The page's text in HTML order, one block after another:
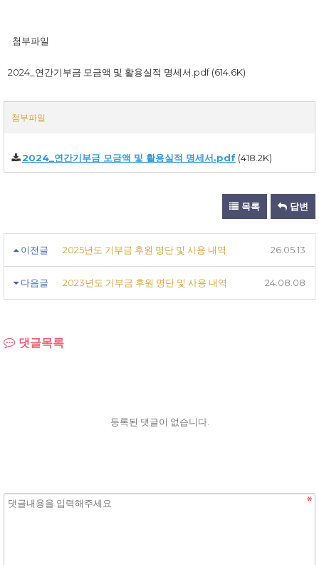
첨부파일
2024_연간기부금 모금액 및 활용실적 명세서.pdf (614.6K)
첨부파일
2024_연간기부금 모금액 및 활용실적 명세서.pdf (418.2K)
목록 답변
이전글 2025년도 기부금 후원 명단 및 사용 내역 26.05.13
다음글 2023년도 기부금 후원 명단 및 사용 내역 24.08.08
댓글목록
등록된 댓글이 없습니다.